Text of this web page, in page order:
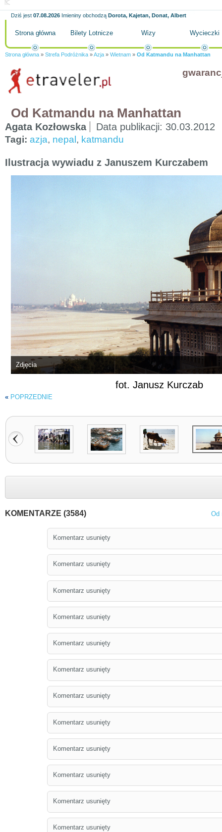
Dziś jest 07.08.2026 Imieniny obchodzą Dorota, Kajetan, Donat, Albert
Strona główna Bilety Lotnicze Wizy Wycieczki
Strona główna » Strefa Podróżnika »Azja » Wietnam » Od Katmandu na Manhattan
Od Katmandu na Manhattan
Agata Kozłowska Data publikacji: 30.03.2012
Tagi: azja, nepal , katmandu
Ilustracja wywiadu z Januszem Kurczabem
Zdjęcia
fot. Janusz Kurczab
« POPRZEDNIE
KOMENTARZE (3584) Od
Komentarz usunięty
Komentarz usunięty
Komentarz usunięty
Komentarz usunięty
Komentarz usunięty
Komentarz usunięty
Komentarz usunięty
Komentarz usunięty
Komentarz usunięty
Komentarz usunięty
Komentarz usunięty
Komentarz usunięty